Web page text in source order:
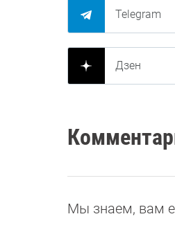
Telegram
Дзен
Мы знаем, вам